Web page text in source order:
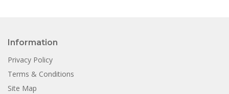
Information
Privacy Policy
Terms & Conditions
Site Map